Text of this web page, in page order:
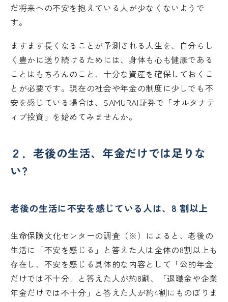
だ将来への不安を抱えている人が少なくないようで
す。
ますます⾧くなることが予測される人生を、自分らし
く豊かに送り続けるためには、身体も心も健康である
ことはもちろんのこと、十分な資産を確保しておくこ
とが必要です。現在の社会や年金の制度に少しでも不
安を感じている場合は、SAMURAI証券で「オルタナテ
ィブ投資」を始めてみませんか。
２．老後の生活、年金だけでは足りな
い?
老後の生活に不安を感じている人は、8 割以上
生命保険文化センターの調査（※）によると、老後の
生活に「不安を感じる」と答えた人は全体の8割以上も
存在し、不安を感じる具体的な内容として「公的年金
だけでは不十分」と答えた人が約8割、「退職金や企業
年金だけでは不十分」と答えた人が約4割にものぼりま